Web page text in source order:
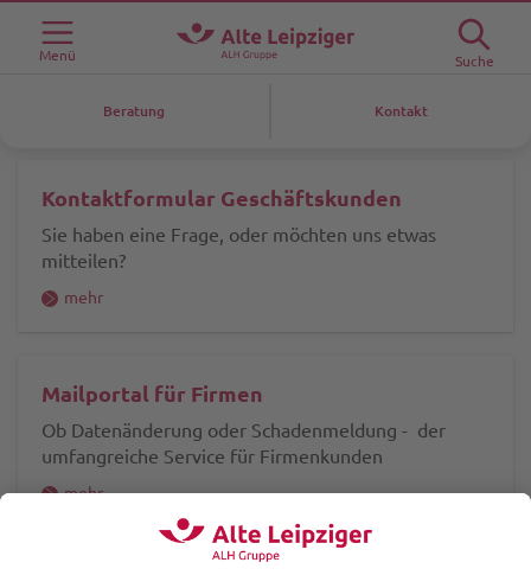
Menü Suche
Beratung Kontakt
Kontaktformular Geschäftskunden
Sie haben eine Frage, oder möchten uns etwas
mitteilen?
mehr
Mailportal für Firmen
Ob Datenänderung oder Schadenmeldung - der
umfangreiche Service für Firmenkunden
mehr